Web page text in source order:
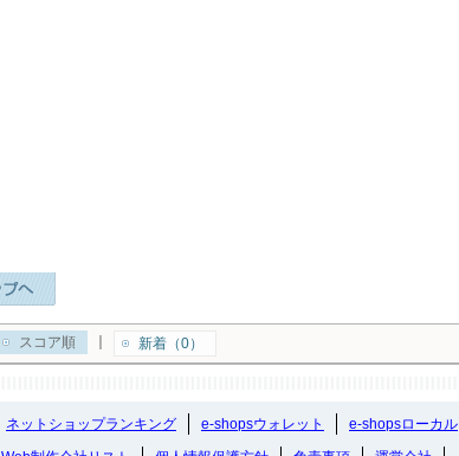
スコア順 新着（0）
ネットショップランキング e-shopsウォレット e-shopsローカル